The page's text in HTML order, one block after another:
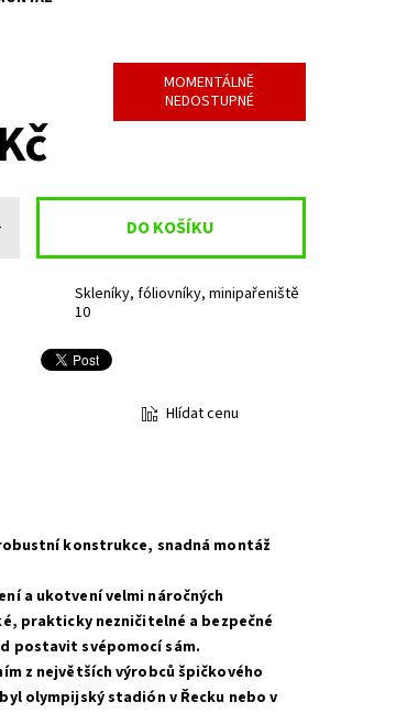
MOMENTÁLNĚ
NEDOSTUPNÉ
Skleníky, fóliovníky, minipařeniště
10
Hlídat cenu
konstrukce, snadná montáž
a ukotvení velmi náročných
prakticky nezničitelné a bezpečné
postavit svépomocí sám.
z největších výrobců špičkového
olympijský stadión v Řecku nebo v